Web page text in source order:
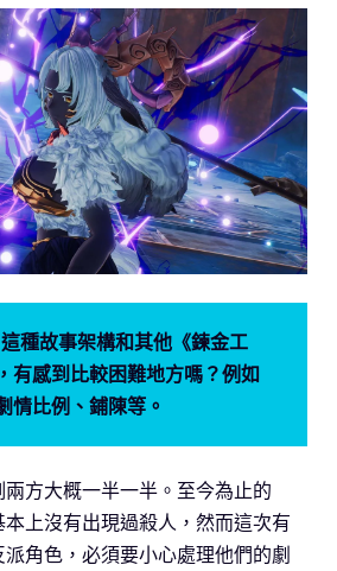
種故事架構和其他《鍊金工
有感到比較困難地方嗎？例如
情比例、鋪陳等。
兩方大概一半一半。至今為止的
本上沒有出現過殺人，然而這次有
角色，必須要小心處理他們的劇